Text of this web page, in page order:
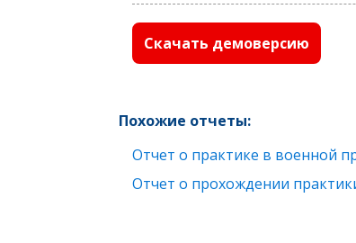
Скачать демоверсию
Похожие отчеты:
Отчет о практике в военной
Отчет о прохождении